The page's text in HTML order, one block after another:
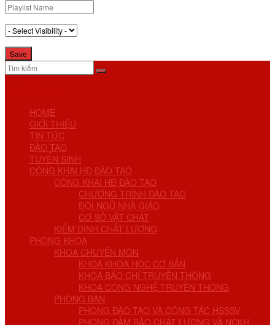
HOME
GIỚI THIỆU
TIN TỨC
ĐÀO TẠO
TUYỂN SINH
CÔNG KHAI HĐ ĐÀO TẠO
CÔNG KHAI HĐ ĐÀO TẠO
CHƯƠNG TRÌNH ĐÀO TẠO
ĐỘI NGŨ NHÀ GIÁO
CƠ SỞ VẬT CHẤT
KIỂM ĐỊNH CHẤT LƯỢNG
PHÒNG KHOA
KHOA CHUYÊN MÔN
KHOA KHOA HỌC CƠ BẢN
KHOA BÁO CHÍ TRUYỀN THÔNG
KHOA CÔNG NGHỆ TRUYỀN THÔNG
PHÒNG BAN
PHÒNG ĐÀO TẠO VÀ CÔNG TÁC HSSSV
PHÒNG ĐẢM BẢO CHẤT LƯỢNG VÀ NCKH